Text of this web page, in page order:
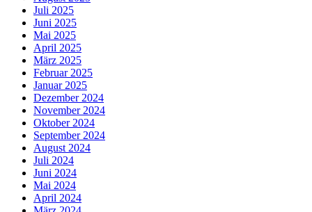
Juli 2025
Juni 2025
Mai 2025
April 2025
März 2025
Februar 2025
Januar 2025
Dezember 2024
November 2024
Oktober 2024
September 2024
August 2024
Juli 2024
Juni 2024
Mai 2024
April 2024